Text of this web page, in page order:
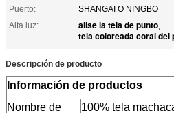
Puerto:
SHANGAI O NINGBO
Alta luz:
alise la tela de punto,
tela coloreada coral del
Descripción de producto
Información de productos
Nombre de
100% tela